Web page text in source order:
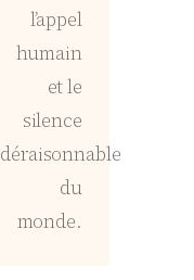
l’appel
humain
et le
silence
déraisonnable
du
monde.